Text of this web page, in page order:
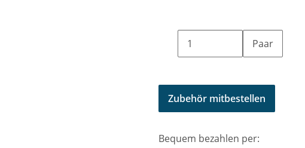
Paar
Zubehör mitbestellen
Bequem bezahlen per: